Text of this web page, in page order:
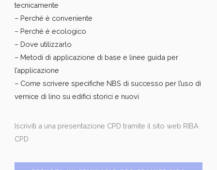
tecnicamente
– Perché è conveniente
– Perché è ecologico
– Dove utilizzarlo
– Metodi di applicazione di base e linee guida per
l’applicazione
– Come scrivere specifiche NBS di successo per l’uso di
vernice di lino su edifici storici e nuovi
Iscriviti a una presentazione CPD tramite il sito web RIBA
CPD